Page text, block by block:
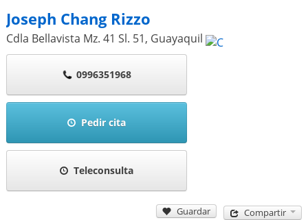
Joseph Chang Rizzo
Cdla Bellavista Mz. 41 Sl. 51, Guayaquil
0996351968
Pedir cita
Teleconsulta
Guardar Compartir